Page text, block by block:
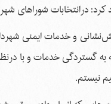
کرد: درانتخابات شوراهای
و خدمات ایمنی
به گستردگی خدمات و با
نیستم.